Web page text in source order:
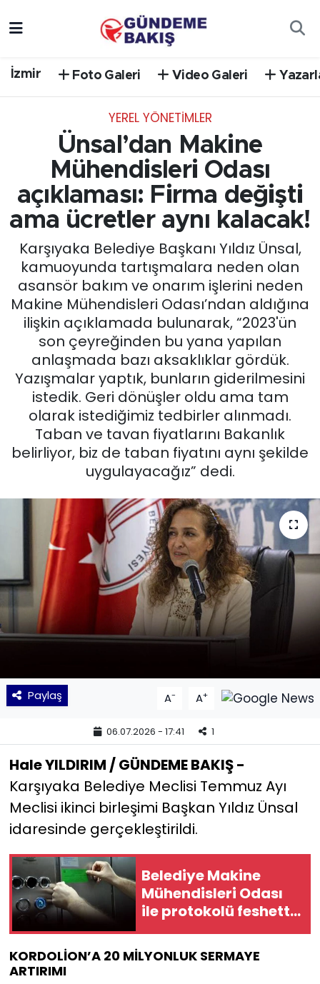
İzmir Foto Galeri Video Galeri
YEREL YÖNETİMLER
Ünsal’dan Makine
Mühendisleri Odası
açıklaması: Firma değişti
ama ücretler aynı kalacak!
Karşıyaka Belediye Başkanı Yıldız Ünsal,
kamuoyunda tartışmalara neden olan
asansör bakım ve onarım işlerini neden
Makine Mühendisleri Odası’ndan aldığına
ilişkin açıklamada bulunarak, “2023'ün
son çeyreğinden bu yana yapılan
anlaşmada bazı aksaklıklar gördük.
Yazışmalar yaptık, bunların giderilmesini
istedik. Geri dönüşler oldu ama tam
olarak istediğimiz tedbirler alınmadı.
Taban ve tavan fiyatlarını Bakanlık
belirliyor, biz de taban fiyatını aynı şekilde
uygulayacağız” dedi.
Paylaş A- A+
06.07.2026 - 17:41 1
Hale YILDIRIM / GÜNDEME BAKIŞ -
Karşıyaka Belediye Meclisi Temmuz Ayı
Meclisi ikinci birleşimi Başkan Yıldız Ünsal
idaresinde gerçekleştirildi.
Belediye Makine
Mühendisleri Odası
ile protokolü feshetti:
Karşıyaka'da
'asansör' krizi!
KORDOLİON’A 20 MİLYONLUK SERMAYE
ARTIRIMI
DÜNYA
EGE
EĞİTİM
English News
GÜNCEL
KÜLTÜR SANAT
MAGAZİN
POLİTİKA
SAĞLIK
SPOR
TEKNOLOJİ
Yaşam
YEREL POLİTİKA
Yurt
Trafik Durumu
Süper Lig Puan Durumu ve Fikstür
Tüm Manşetler
Haber Arşivi